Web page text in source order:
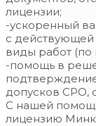
лицензии;
-ускоренный
с действующей
виды работ
-помощь в
допусков СРО,
С нашей
лицензию